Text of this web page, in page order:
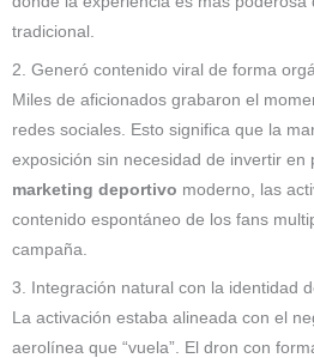
tradicional.
2. Generó contenido viral de forma
Miles de aficionados grabaron el
redes sociales. Esto significa que la
exposición sin necesidad de invertir en
marketing deportivo moderno, las
contenido espontáneo de los fans
campaña.
3. Integración natural con la identidad
La activación estaba alineada con el
aerolínea que “vuela”. El dron con